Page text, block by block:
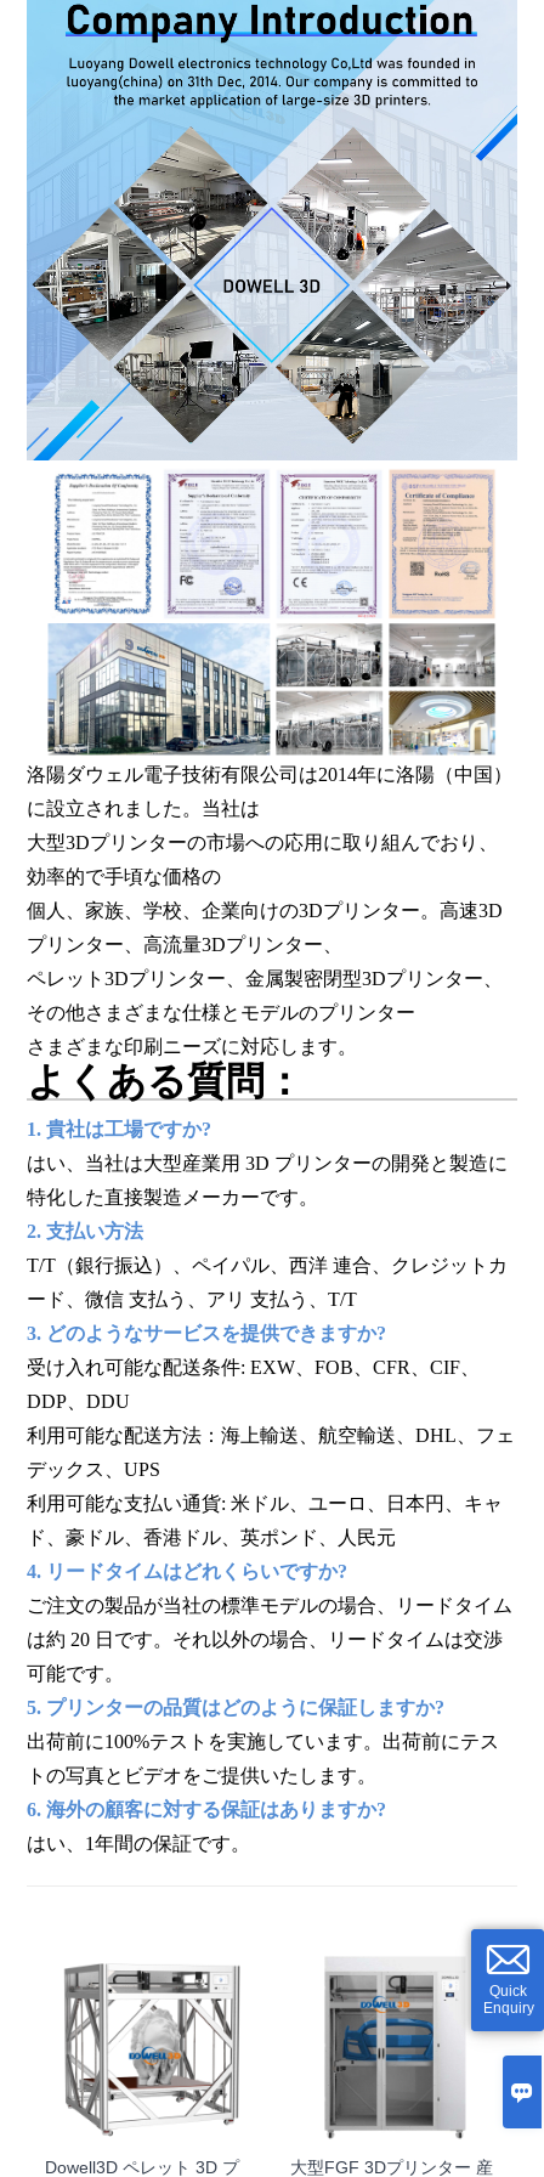

Quick
Enquiry
洛陽ダウェル電子技術有限公司は2014年に洛陽（中国）
に設立されました。当社は
大型3Dプリンターの市場への応用に取り組んでおり、
効率的で手頃な価格の
個人、家族、学校、企業向けの3Dプリンター。高速3D
プリンター、高流量3Dプリンター、
ペレット3Dプリンター、金属製密閉型3Dプリンター、
その他さまざまな仕様とモデルのプリンター
さまざまな印刷ニーズに対応します。
よくある質問：
1. 貴社は工場ですか?
はい、当社は大型産業用 3D プリンターの開発と製造に
特化した直接製造メーカーです。
2. 支払い方法
T/T（銀行振込）、ペイパル、西洋 連合、クレジットカ
ード、微信 支払う、アリ 支払う、T/T
3. どのようなサービスを提供できますか?
受け入れ可能な配送条件: EXW、FOB、CFR、CIF、
DDP、DDU
利用可能な配送方法：海上輸送、航空輸送、DHL、フェ
デックス、UPS
利用可能な支払い通貨: 米ドル、ユーロ、日本円、キャ
ド、豪ドル、香港ドル、英ポンド、人民元
4. リードタイムはどれくらいですか?
ご注文の製品が当社の標準モデルの場合、リードタイム
は約 20 日です。それ以外の場合、リードタイムは交渉
可能です。
5. プリンターの品質はどのように保証しますか?
出荷前に100%テストを実施しています。出荷前にテス
トの写真とビデオをご提供いたします。
6. 海外の顧客に対する保証はありますか?
はい、1年間の保証です。
Dowell3D ペレット 3D プ 大型FGF 3Dプリンター 産